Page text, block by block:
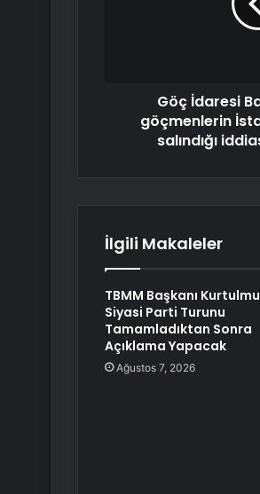
Göç İdaresi
göçmenlerin
salındığı
İlgili Makaleler
TBMM Başkanı
Siyasi Parti Turunu
Tamamladıktan Sonra
Açıklama Yapacak
Ağustos 7, 2026